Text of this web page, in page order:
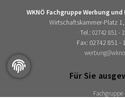
WKNÖ Fachgruppe Werbung
Wirtschaftskammer-Platz
Tel.: 02742 851 -
Fax: 02742 851 -
Für Sie
Fachgruppe